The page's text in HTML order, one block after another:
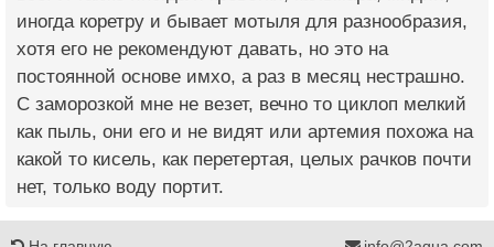
иногда коретру и бывает мотыля для разнообразия,
хотя его не рекомендуют давать, но это на
постоянной основе имхо, а раз в месяц нестрашно.
С заморозкой мне не везет, вечно то циклоп мелкий
как пыль, они его и не видят или артемия похожа на
какой то кисель, как перетертая, целых рачков почти
нет, только воду портит.